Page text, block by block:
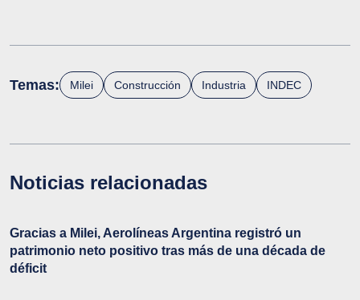
Temas: Milei Construcción Industria INDEC
Noticias relacionadas
Gracias a Milei, Aerolíneas Argentina registró un
patrimonio neto positivo tras más de una década de
déficit